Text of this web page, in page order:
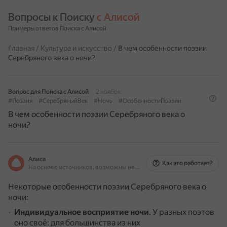
Вопросы к Поиску с Алисой
Примеры ответов Поиска с Алисой
Главная / Культура и искусство / В чем особенности поэзии
Серебряного века о ночи?
Вопрос для Поиска с Алисой
2 ноября
#Поэзия
#СеребряныйВек #Ночь #ОсобенностиПоэзии
В чем особенности поэзии Серебряного века о
ночи?
Алиса
На основе источников, возможны неточности
Как это работает?
Некоторые особенности поэзии Серебряного века о
ночи:
Индивидуальное восприятие ночи. У разных поэтов
оно своё: для большинства из них